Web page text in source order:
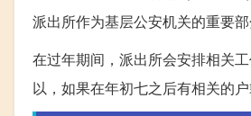
派出所作为基层公安机关的重要
在过年期间，派出所会安排相关
以，如果在年初七之后有相关的